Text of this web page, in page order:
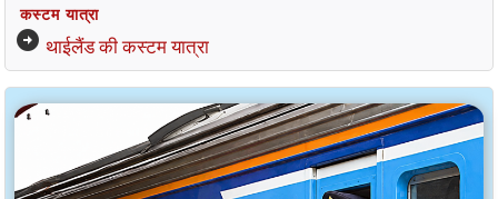
कस्टम यात्रा
arrow_circle_right थाईलैंड की कस्टम यात्रा